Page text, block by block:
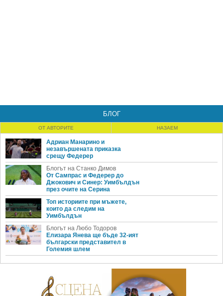
БЛОГ
ОТ АВТОРИТЕ НАЗАЕМ
Адриан Манарино и
незавършената приказка
срещу Федерер
Блогът на Станко Димов
От Сампрас и Федерер до
Джокович и Синер: Уимбълдън
през очите на Серина
Топ историите при мъжете,
които да следим на
Уимбълдън
Блогът на Любо Тодоров
Елизара Янева ще бъде 32-ият
български представител в
Големия шлем